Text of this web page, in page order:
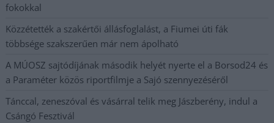
fokokkal
Közzétették a szakértői állásfoglalást, a Fiumei úti fák
többsége szakszerűen már nem ápolható
A MÚOSZ sajtódíjának második helyét nyerte el a Borsod24 és
a Paraméter közös riportfilmje a Sajó szennyezéséről
Tánccal, zeneszóval és vásárral telik meg Jászberény, indul a
Csángó Fesztivál